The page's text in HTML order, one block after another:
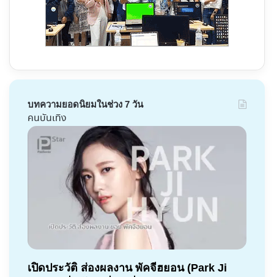
บทความยอดนิยมในช่วง 7 วัน
คนบันเทิง
เปิดประวัติ ส่องผลงาน พัคจีฮยอน (Park Ji